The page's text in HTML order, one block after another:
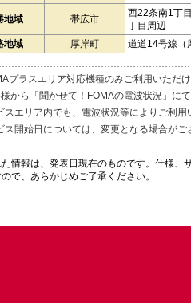
地域 帯広市
西22条南1丁
丁目周辺
地域
厚岸町 道道14号線（
プラスエリア対応機種のみご利用いただ
から「聞かせて！FOMAの電波状況」に
スエリア内でも、電波状況等によりご利
ス開始日については、変更となる場合がご
情報は、発表日現在のものです。仕様、
で、あらかじめご了承ください。